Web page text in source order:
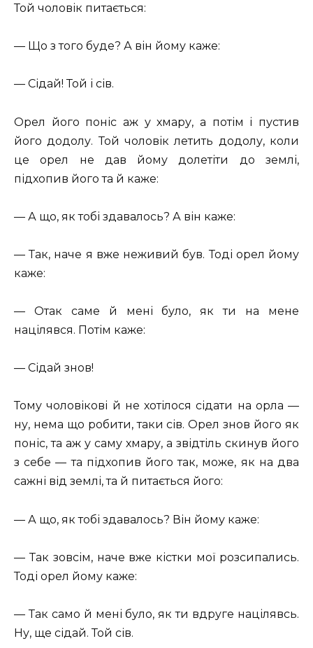
Той чоловік питається:
— Що з того буде? А він йому каже:
— Сідай! Той і сів.
Орел його поніс аж у хмару, а потім і пустив
його додолу. Той чоловік летить додолу, коли
це орел не дав йому долетіти до землі,
підхопив його та й каже:
— А що, як тобі здавалось? А він каже:
— Так, наче я вже неживий був. Тоді орел йому
каже:
— Отак саме й мені було, як ти на мене
націлявся. Потім каже:
— Сідай знов!
Тому чоловікові й не хотілося сідати на орла —
ну, нема що робити, таки сів. Орел знов його як
поніс, та аж у саму хмару, а звідтіль скинув його
з себе — та підхопив його так, може, як на два
сажні від землі, та й питається його:
— А що, як тобі здавалось? Він йому каже:
— Так зовсім, наче вже кістки мої розсипались.
Тоді орел йому каже:
— Так само й мені було, як ти вдруге націлявсь.
Ну, ще сідай. Той сів.